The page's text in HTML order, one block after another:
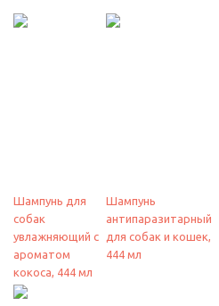
Шампунь для
собак
увлажняющий с
ароматом
кокоса, 444 мл
Шампунь
антипаразитарный
для собак и кошек,
444 мл